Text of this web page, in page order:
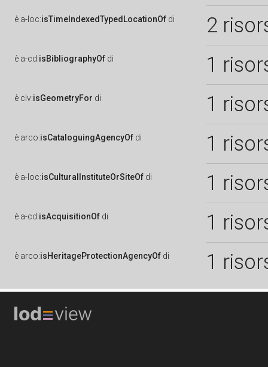
è a-loc:isTimeIndexedTypedLocationOf di 2
è a-cd:isBibliographyOf di 1
è clv:isGeometryFor di 1
è arco:isCataloguingAgencyOf di 1
è a-loc:isCulturalInstituteOrSiteOf di 1
è a-cd:isAcquisitionOf di 1
è arco:isHeritageProtectionAgencyOf di 1